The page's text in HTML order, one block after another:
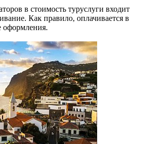
в стоимость туруслуги входит
Как правило, оплачивается в
оформления.